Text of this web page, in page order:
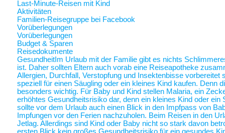
Last-Minute-Reisen mit Kind
Aktivitäten
Familien-Reisegruppe bei Facebook
Vorüberlegungen
Vorüberlegungen
Budget & Sparen
Reisedokumente
Gesundheit Im Urlaub mit der Familie gibt es nichts
ist. Daher sollten Eltern auch vorab eine Reiseapotheke
Allergien, Durchfall, Verstopfung und Insektenbisse
speziell für einen Säugling oder ein kleines Kind kaufen. Denn
besonders wichtig. Für Baby und Kind stellen Malaria, ein
erhöhtes Gesundheitsrisiko dar, denn ein kleines Kind oder
sollte vor dem Urlaub auch einen Blick in den Impfpass von
Impfungen vor den Ferien nachzuholen. Beim Reisen in den
Jetlag. Allerdings sind Kind oder Baby nicht so stark davon